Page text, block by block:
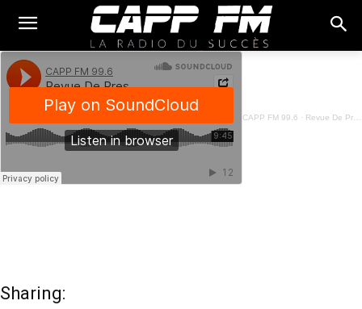
CAPP FM 99.6 · Revue De Presse Français - 31 Août 2023
Sharing: